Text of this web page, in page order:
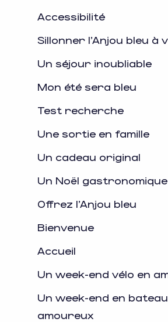
Accessibilité
Sillonner l'Anjou bleu à
Un séjour inoubliable
Mon été sera bleu
Test recherche
Une sortie en famille
Un cadeau original
Un Noël gastronomique
Offrez l'Anjou bleu
Bienvenue
Accueil
Un week-end vélo en
Un week-end en
amoureux